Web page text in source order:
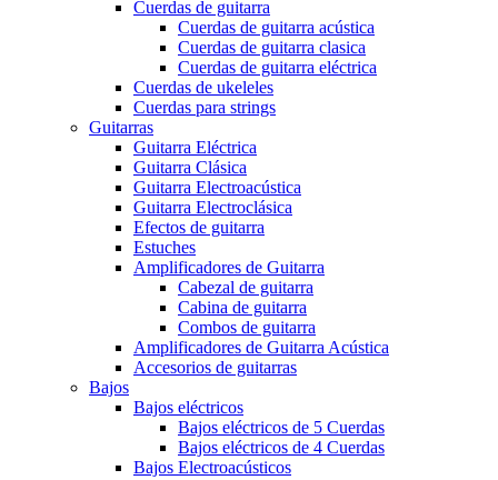
Cuerdas de guitarra
Cuerdas de guitarra acústica
Cuerdas de guitarra clasica
Cuerdas de guitarra eléctrica
Cuerdas de ukeleles
Cuerdas para strings
Guitarras
Guitarra Eléctrica
Guitarra Clásica
Guitarra Electroacústica
Guitarra Electroclásica
Efectos de guitarra
Estuches
Amplificadores de Guitarra
Cabezal de guitarra
Cabina de guitarra
Combos de guitarra
Amplificadores de Guitarra Acústica
Accesorios de guitarras
Bajos
Bajos eléctricos
Bajos eléctricos de 5 Cuerdas
Bajos eléctricos de 4 Cuerdas
Bajos Electroacústicos